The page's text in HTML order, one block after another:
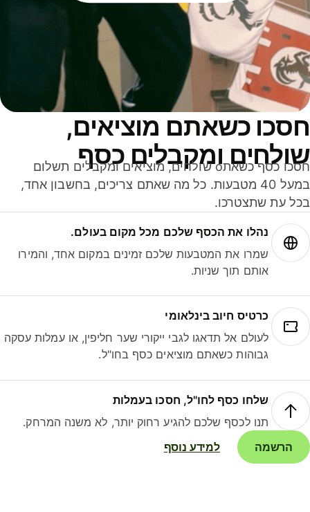
כשאתם מוציאים,
ומקבלים כסף
חסכו כסף כשאתo שולחים, מוציאים ומקבלים תשלום
במעל 40 מטבעות. כל מה שאתם צריכים, בחשבון אחד,
עת שתצטרכו.
נהלו את הכסף שלכם מכל מקום בעולם.
שמרו את המטבעות שלכם זמינים במקום אחד, והמירו
אותם תוך שניות.
כרטיס חיוב בינלאומי
לעולם אל תדאגו לגבי ייקורי שער חליפין, או עמלות עסקה
גבוהות כשאתם מוציאים כסף בחו"ל.
שלחו כסף לחו"ל, חסכו בעמלות
תנו לכסף שלכם להגיע רחוק יותר, לא משנה המרחק.
הרשמה
למידע נוסף